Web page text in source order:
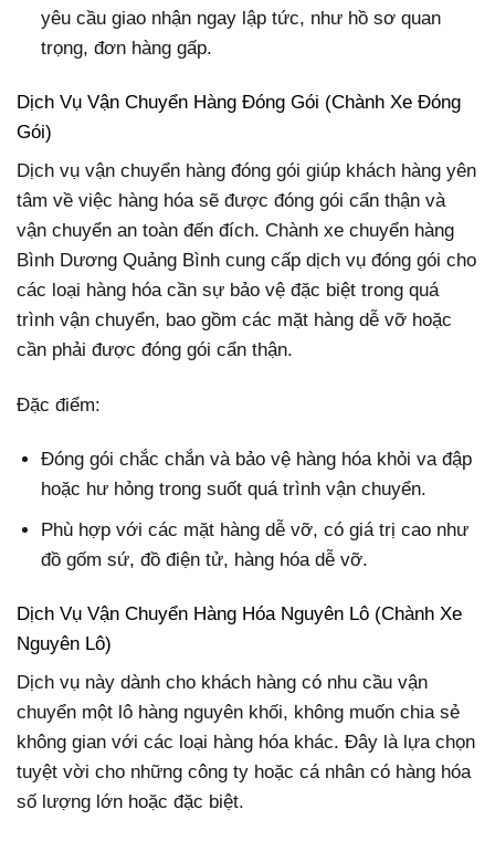
yêu cầu giao nhận ngay lập tức, như hồ sơ quan
trọng, đơn hàng gấp.
Dịch Vụ Vận Chuyển Hàng Đóng Gói (Chành Xe Đóng
Gói)
Dịch vụ vận chuyển hàng đóng gói giúp khách hàng yên
tâm về việc hàng hóa sẽ được đóng gói cẩn thận và
vận chuyển an toàn đến đích. Chành xe chuyển hàng
Bình Dương Quảng Bình cung cấp dịch vụ đóng gói cho
các loại hàng hóa cần sự bảo vệ đặc biệt trong quá
trình vận chuyển, bao gồm các mặt hàng dễ vỡ hoặc
cần phải được đóng gói cẩn thận.
Đặc điểm:
Đóng gói chắc chắn và bảo vệ hàng hóa khỏi va đập
hoặc hư hỏng trong suốt quá trình vận chuyển.
Phù hợp với các mặt hàng dễ vỡ, có giá trị cao như
đồ gốm sứ, đồ điện tử, hàng hóa dễ vỡ.
Dịch Vụ Vận Chuyển Hàng Hóa Nguyên Lô (Chành Xe
Nguyên Lô)
Dịch vụ này dành cho khách hàng có nhu cầu vận
chuyển một lô hàng nguyên khối, không muốn chia sẻ
không gian với các loại hàng hóa khác. Đây là lựa chọn
tuyệt vời cho những công ty hoặc cá nhân có hàng hóa
số lượng lớn hoặc đặc biệt.